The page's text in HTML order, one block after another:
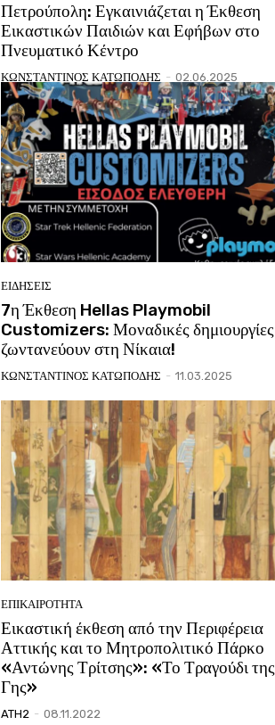
Πετρούπολη: Εγκαινιάζεται η Έκθεση
Εικαστικών Παιδιών και Εφήβων στο
Πνευματικό Κέντρο
ΚΩΝΣΤΑΝΤΙΝΟΣ ΚΑΤΩΠΟΔΗΣ - 02.06.2025
ΕΙΔΗΣΕΙΣ
7η Έκθεση Hellas Playmobil
Customizers: Μοναδικές δημιουργίες
ζωντανεύουν στη Νίκαια!
ΚΩΝΣΤΑΝΤΙΝΟΣ ΚΑΤΩΠΟΔΗΣ - 11.03.2025
ΕΠΙΚΑΙΡΟΤΗΤΑ
Εικαστική έκθεση από την Περιφέρεια
Αττικής και το Μητροπολιτικό Πάρκο
«Αντώνης Τρίτσης»: «Το Τραγούδι της
Γης»
ATH2 - 08.11.2022